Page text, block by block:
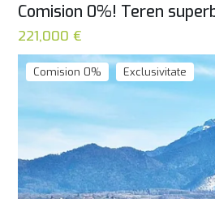
Comision 0%! Teren
221,000 €
Comision 0% Exclusivitate